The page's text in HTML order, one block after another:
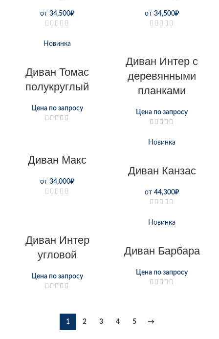
от 34,500₽ от 34,500₽
Новинка
Диван Томас
полукруглый
Цена по запросу
Диван Интер с
деревянными
планками
Цена по запросу
Диван Макс
от 34,000₽
Новинка
Диван Канзас
от 44,300₽
Диван Интер
угловой
Цена по запросу
Новинка
Диван Барбара
Цена по запросу
1 2 3 4 5 →